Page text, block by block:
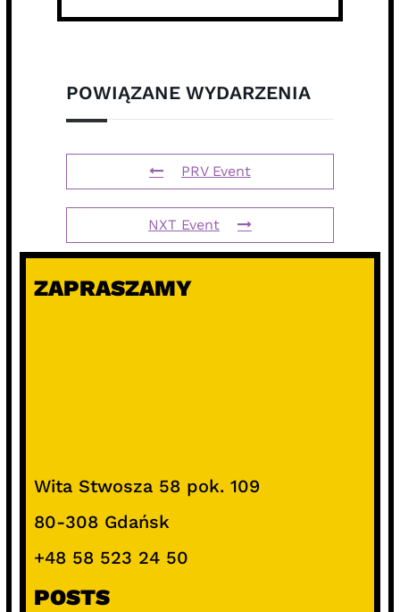
POWIĄZANE WYDARZENIA
PRV Event
NXT Event
ZAPRASZAMY
Wita Stwosza 58 pok. 109
80-308 Gdańsk
+48 58 523 24 50
POSTS